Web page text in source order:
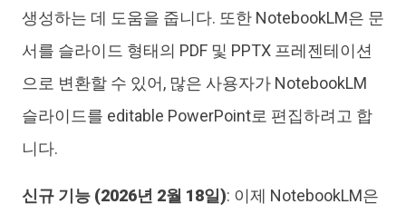
생성하는 데 도움을 줍니다. 또한 NotebookLM은 문
서를 슬라이드 형태의 PDF 및 PPTX 프레젠테이션
으로 변환할 수 있어, 많은 사용자가 NotebookLM
슬라이드를 editable PowerPoint로 편집하려고 합
니다.
신규 기능 (2026년 2월 18일): 이제 NotebookLM은